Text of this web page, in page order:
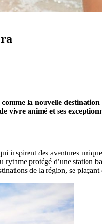
la nouvelle
vivre animé et ses
des aventures
protégé d’une
de la région, se